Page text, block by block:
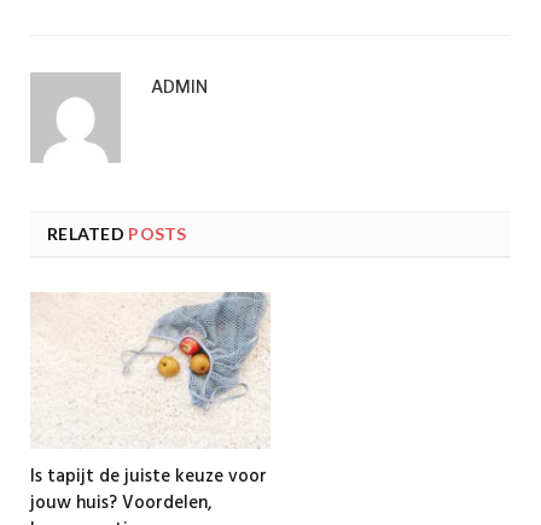
ADMIN
RELATED POSTS
Is tapijt de juiste keuze voor
jouw huis? Voordelen,